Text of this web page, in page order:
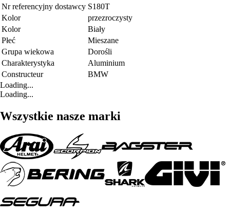
Nr referencyjny dostawcy S180T
Kolor
przezroczysty
Kolor
Biały
Płeć
Mieszane
Grupa wiekowa
Dorośli
Charakterystyka
Aluminium
Constructeur
BMW
Loading...
Loading...
Wszystkie nasze marki